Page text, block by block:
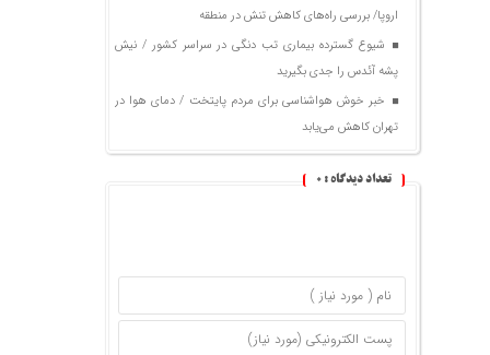
اروپا/ بررسی راه‌های کاهش تنش در منطقه
شیوع گسترده بیماری تب دنگی در سراسر کشور / نیش
پشه آئدس را جدی بگیرید
خبر خوش هواشناسی برای مردم پایتخت / دمای هوا در
تهران کاهش می‌یابد
تعداد دیدگاه : 0